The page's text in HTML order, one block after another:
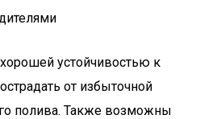
устойчивостью к
от избыточной
полива. Также возможны